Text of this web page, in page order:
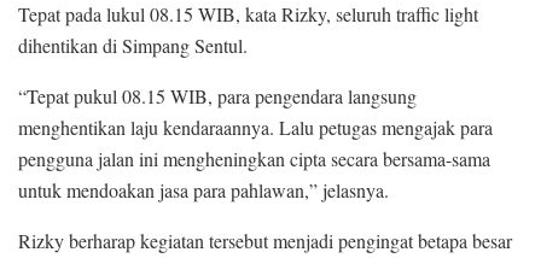
Tepat pada lukul 08.15 WIB, kata Rizky, seluruh traffic light
dihentikan di Simpang Sentul.
“Tepat pukul 08.15 WIB, para pengendara langsung
menghentikan laju kendaraannya. Lalu petugas mengajak para
pengguna jalan ini mengheningkan cipta secara bersama-sama
untuk mendoakan jasa para pahlawan,” jelasnya.
Rizky berharap kegiatan tersebut menjadi pengingat betapa besar